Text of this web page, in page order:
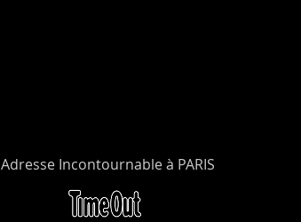
Adresse Incontournable à PARIS